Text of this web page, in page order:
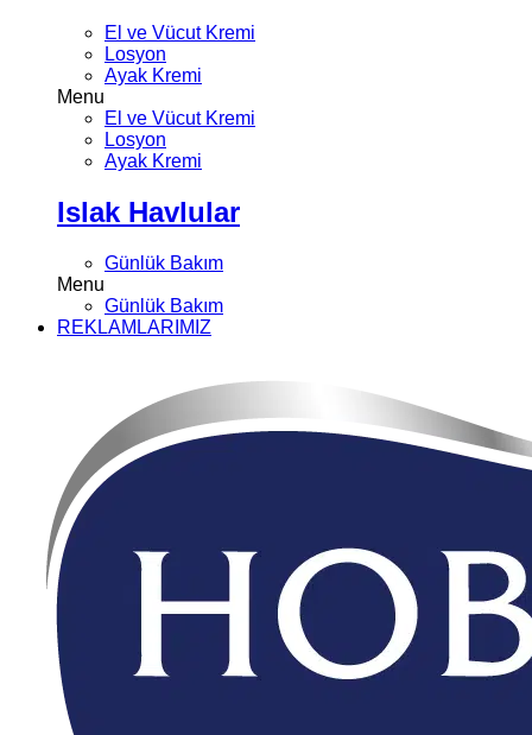
El ve Vücut Kremi
Losyon
Ayak Kremi
Menu
El ve Vücut Kremi
Losyon
Ayak Kremi
Islak Havlular
Günlük Bakım
Menu
Günlük Bakım
REKLAMLARIMIZ